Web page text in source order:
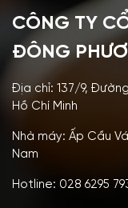
CÔNG TY
ĐÔNG
Địa chỉ: 137/9,
Hồ Chí Minh
Nhà máy: Ấp Cầu
Nam
Hotline: 028 6295